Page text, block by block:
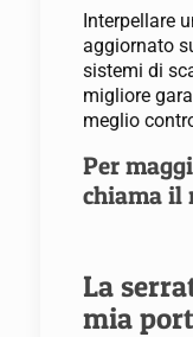
Interpellare
aggiornato
sistemi di
migliore
meglio
Per
chiama il
La
mia